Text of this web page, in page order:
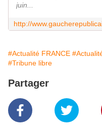
juin...
#Actualité FRANCE
#Tribune libre
Partager